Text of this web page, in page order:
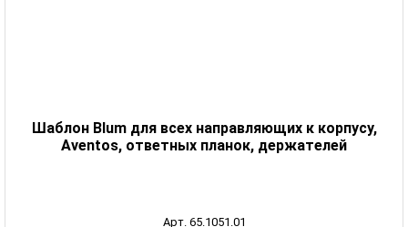
Шаблон Blum для всех направляющих к корпусу,
Aventos, ответных планок, держателей
Арт. 65.1051.01